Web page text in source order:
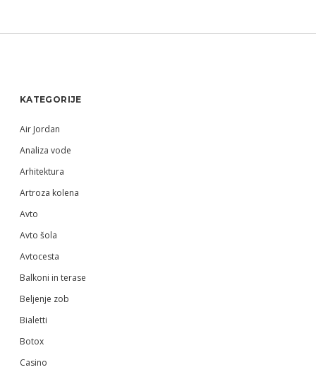
KATEGORIJE
Air Jordan
Analiza vode
Arhitektura
Artroza kolena
Avto
Avto šola
Avtocesta
Balkoni in terase
Beljenje zob
Bialetti
Botox
Casino